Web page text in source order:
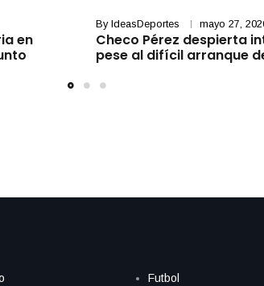
en
By IdeasDeportes mayo 27,
Checo Pérez despierta
pese al difícil arranque
Futbol